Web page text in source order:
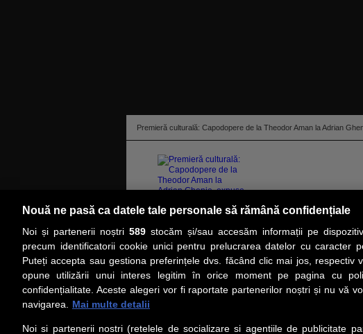
Premieră culturală: Capodopere de la Theodor Aman la Adrian
citeşte toată ştirea
PRIMA PAGINĂ COVER STORY
Social
Nouă ne pasă ca datele tale personale să rămână confidențiale
Noi și partenerii noștri 589stocăm și/sau accesăm informații pe
precum identificatorii cookie unici pentru prelucrarea datelor cu caracter
Puteți accepta sau gestiona preferințele dvs. făcând clic mai jos, respectiv
opune utilizării unui interes legitim în orice moment pe pagina cu
confidențialitate. Aceste alegeri vor fi raportate partenerilor noștri și nu vă
navigarea.
Mai multe detalii
Noi si partenerii nostri (retelele de socializare si agentiile de publicitate